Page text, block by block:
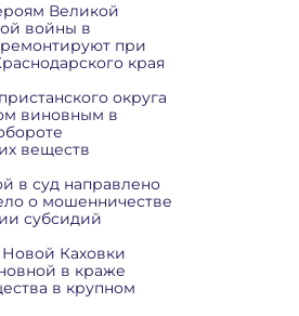
Великой
войны в
при
края
округа
виновным в
веществ
в суд направлено
о мошенничестве
субсидий
Каховки
в краже
в крупном